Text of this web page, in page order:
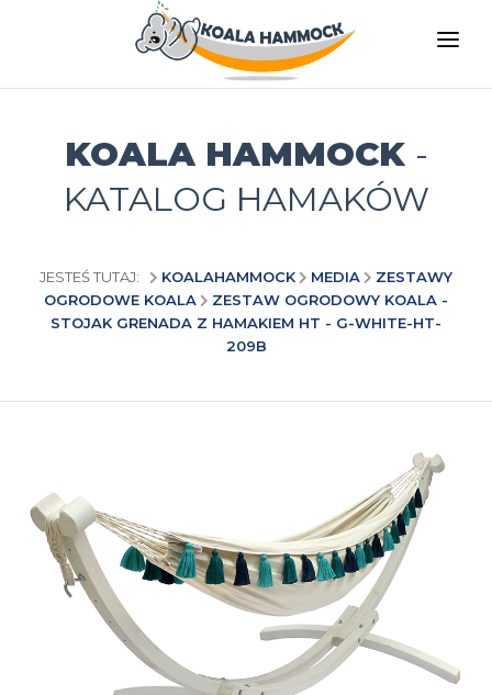
O NAS
GDZIE KUPIĆ
MEDIA
KONTAKT
KOALA HAMMOCK -
KATALOG HAMAKÓW
JESTEŚ TUTAJ: KOALAHAMMOCK MEDIA
ZESTAWY
OGRODOWE KOALA
ZESTAW OGRODOWY KOALA -
STOJAK GRENADA Z HAMAKIEM HT - G-WHITE-HT-
209B